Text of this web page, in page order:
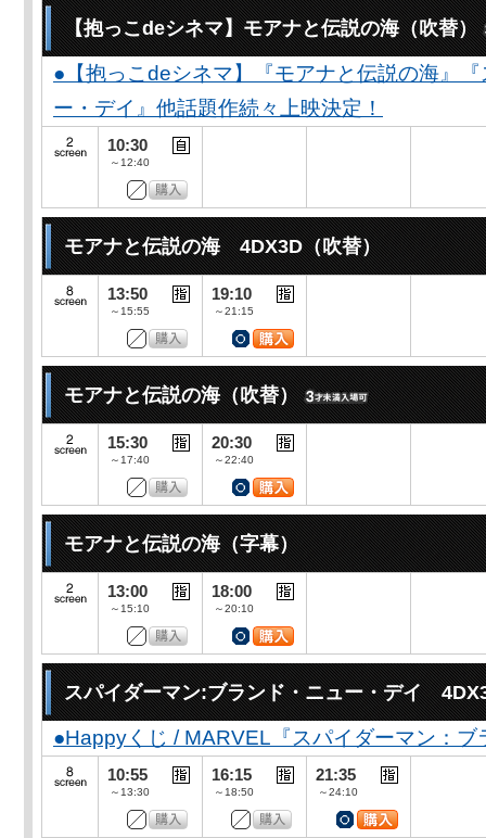
【抱っこdeシネマ】モアナと伝説の海（吹替）
●【抱っこdeシネマ】『モアナと伝説の海』
ー・デイ』他話題作続々上映決定！
10:30
～12:40
モアナと伝説の海 4DX3D（吹替）
13:50
～15:55
19:10
～21:15
モアナと伝説の海（吹替）
15:30
～17:40
20:30
～22:40
モアナと伝説の海（字幕）
13:00
～15:10
18:00
～20:10
スパイダーマン:ブランド・ニュー・デイ
●Happyくじ / MARVEL『スパイダーマン：
10:55
～13:30
16:15
～18:50
21:35
～24:10